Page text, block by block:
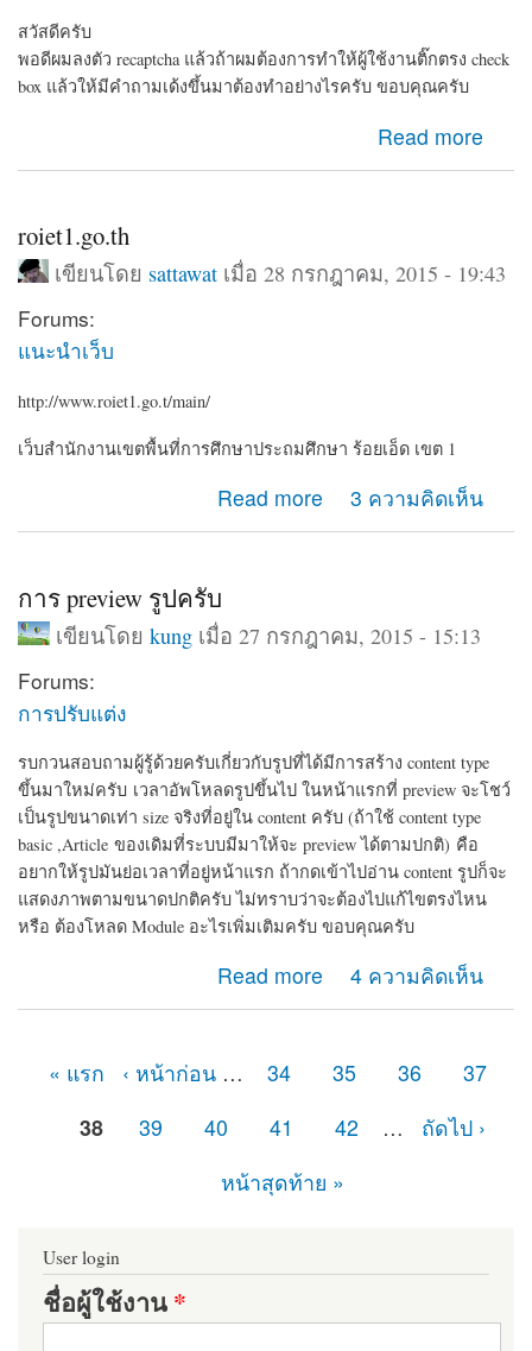
สวัสดีครับ
พอดีผมลงตัว recaptcha แล้วถ้าผมต้องการทำให้ผู้ใช้งานติ๊กตรง check
box แล้วให้มีคำถามเด้งขึ้นมาต้องทำอย่างไรครับ ขอบคุณครับ
Read more
about ขอคำแนะนำเกี่ยวกับ recaptcha หน่อยครับ
roiet1.go.th
เขียนโดย sattawat เมื่อ 28 กรกฎาคม, 2015 - 19:43
Forums:
แนะนำเว็บ
http://www.roiet1.go.t/main/
เว็บสำนักงานเขตพื้นที่การศึกษาประถมศึกษา ร้อยเอ็ด เขต 1
Read more 3 ความคิดเห็น
การ preview รูปครับ
เขียนโดย kungเมื่อ 27 กรกฎาคม, 2015 - 15:13
Forums:
การปรับแต่ง
รบกวนสอบถามผู้รู้ด้วยครับเกี่ยวกับรูปที่ได้มีการสร้าง content type
ขึ้นมาใหม่ครับ เวลาอัพโหลดรูปขึ้นไป ในหน้าแรกที่ preview จะโชว์
เป็นรูปขนาดเท่า size จริงที่อยู่ใน content ครับ (ถ้าใช้ content type
basic ,Article ของเดิมที่ระบบมีมาให้จะ preview ได้ตามปกติ) คือ
อยากให้รูปมันย่อเวลาที่อยู่หน้าแรก ถ้ากดเข้าไปอ่าน content รูปก็จะ
แสดงภาพตามขนาดปกติครับ ไม่ทราบว่าจะต้องไปแก้ไขตรงไหน
หรือ ต้องโหลด Module อะไรเพิ่มเติมครับ ขอบคุณครับ
Read more
about การ preview รูปครับ 4 ความคิดเห็น
« แรก ‹ หน้าก่อน … 34 35 36
37
38
39 40 41 42 …
ถัดไป ›
หน้าสุดท้าย »
User login
ชื่อผู้ใช้งาน*